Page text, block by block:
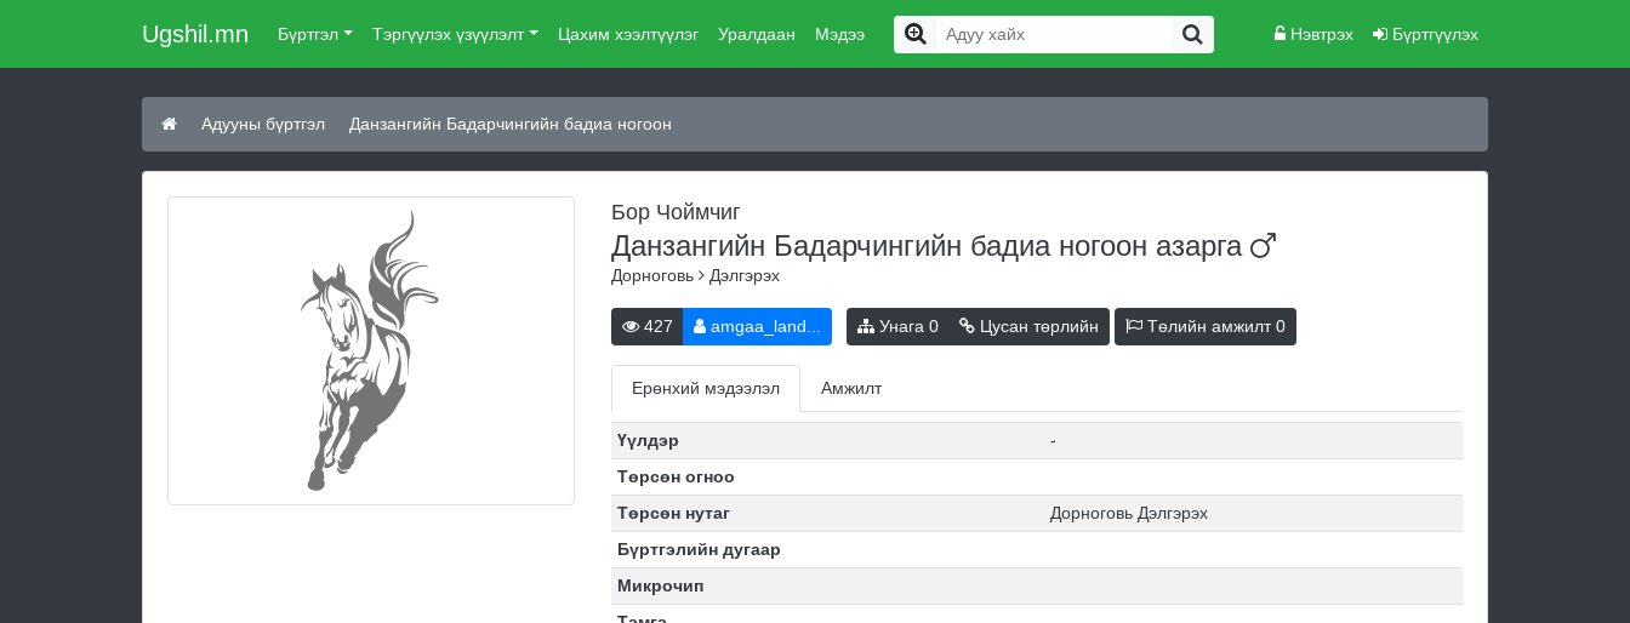
Ugshil.mn Бүртгэл Тэргүүлэх үзүүлэлт Цахим хээлтүүлэг Уралдаан Мэдээ Нэвтрэх Бүртгүүлэх
Адууны бүртгэл Данзангийн Бадарчингийн бадиа ногоон
Бор Чоймчиг
Данзангийн Бадарчингийн бадиа ногоон азарга
Дорноговь Дэлгэрэх
427 amgaa_land... Унага 0 Цусан төрлийн Төлийн амжилт0
Ерөнхий мэдээлэл Амжилт
Үүлдэр
-
Төрсөн огноо
Төрсөн нутаг
Дорноговь Дэлгэрэх
Бүртгэлийн дугаар
Микрочип